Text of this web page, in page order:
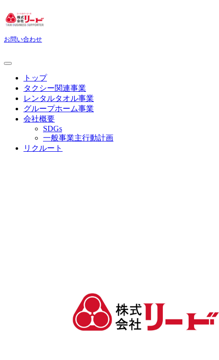
お問い合わせ
トップ
タクシー関連事業
レンタルタオル事業
グループホーム事業
会社概要
SDGs
一般事業主行動計画
リクルート